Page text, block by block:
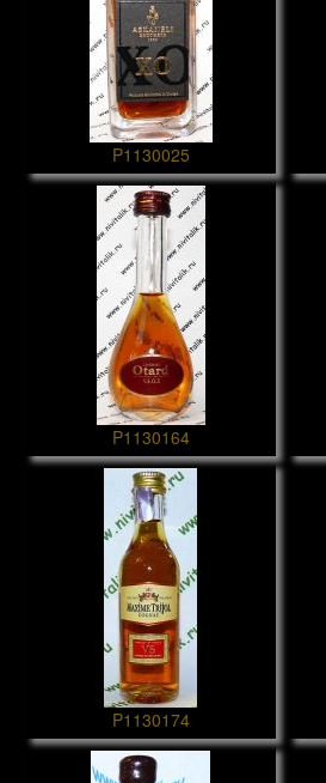
P1130025
P1130164
P1130174